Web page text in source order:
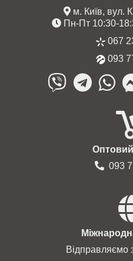
м. Київ, вул.
Пн-Пт 10:30-
067
093
093
Відправляємо